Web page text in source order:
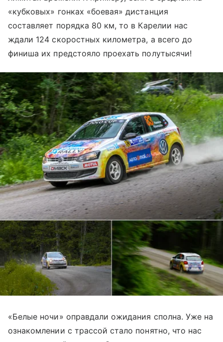
«кубковых» гонках «боевая» дистанция
составляет порядка 80 км, то в Карелии нас
ждали 124 скоростных километра, а всего до
финиша их предстояло проехать полутысячи!
«Белые ночи» оправдали ожидания сполна. Уже на
ознакомлении с трассой стало понятно, что нас